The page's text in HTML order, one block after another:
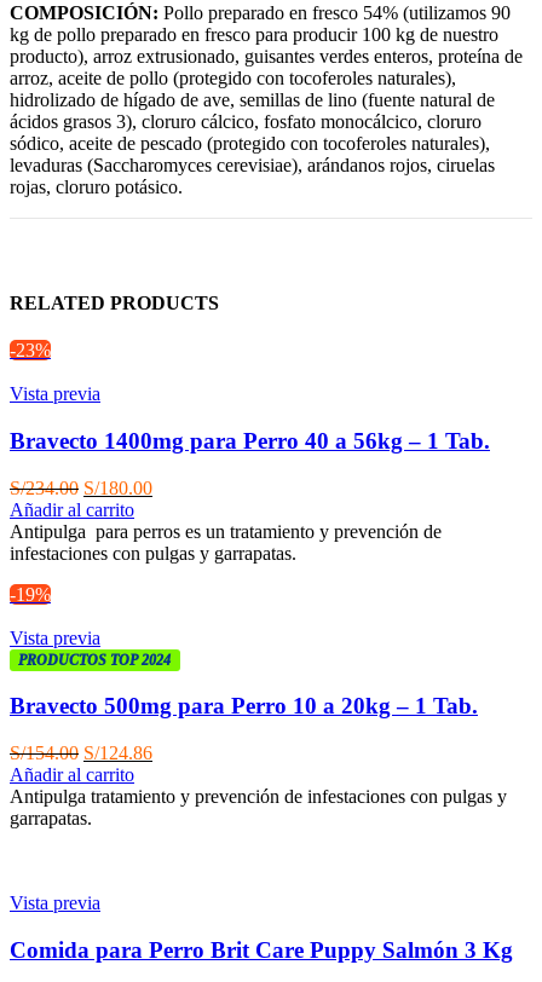
COMPOSICIÓN: Pollo preparado en fresco 54% (utilizamos 90
kg de pollo preparado en fresco para producir 100 kg de nuestro
producto), arroz extrusionado, guisantes verdes enteros, proteína de
arroz, aceite de pollo (protegido con tocoferoles naturales),
hidrolizado de hígado de ave, semillas de lino (fuente natural de
ácidos grasos 3), cloruro cálcico, fosfato monocálcico, cloruro
sódico, aceite de pescado (protegido con tocoferoles naturales),
levaduras (Saccharomyces cerevisiae), arándanos rojos, ciruelas
rojas, cloruro potásico.
RELATED PRODUCTS
-23%
Vista previa
Bravecto 1400mg para Perro 40 a 56kg – 1 Tab.
S/234.00 El
precio
original
era:
S/180.00El
actual
es:
Añadir al carrito
Antipulga para perros es un tratamiento y prevención de
infestaciones con pulgas y garrapatas.
-19%
Vista previa
PRODUCTOS TOP 2024
Bravecto 500mg para Perro 10 a 20kg – 1 Tab.
S/154.00 El
precio
original
era:
S/124.86El
actual
Añadir al carrito
Antipulga tratamiento y prevención de infestaciones con pulgas y
garrapatas.
Vista previa
Comida para Perro Brit Care Puppy Salmón 3 Kg